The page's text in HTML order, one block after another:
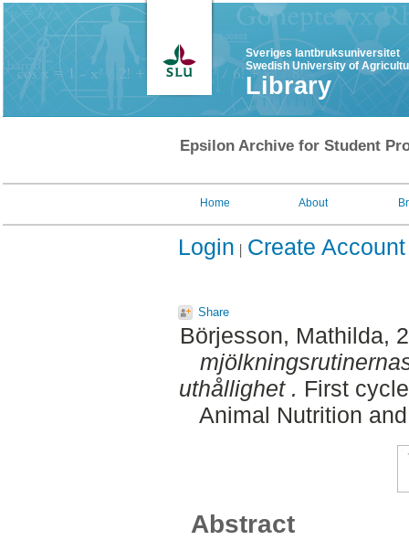
Sveriges lantbruksuniversitet
Swedish University of
Library
Epsilon Archive for Student
Home About
Login Create Account
Share
Börjesson, Mathilda,
uthållighet . First
Animal Nutrition
Abstract